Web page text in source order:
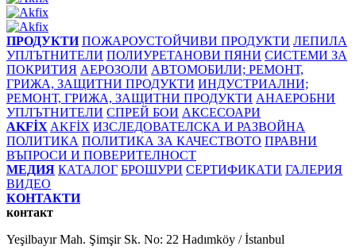
ПРОДУКТИ ПОЖАРОУСТОЙЧИВИ ПРОДУКТИ ЛЕПИЛА
УПЛЪТНИТЕЛИ ПОЛИУРЕТАНОВИ ПЯНИ СИСТЕМИ ЗА
ПОКРИТИЯ АЕРОЗОЛИ АВТОМОБИЛИ; РЕМОНТ,
ГРИЖА, ЗАЩИТНИ ПРОДУКТИ ИНДУСТРИАЛНИ;
РЕМОНТ, ГРИЖА, ЗАЩИТНИ ПРОДУКТИ АНАЕРОБНИ
УПЛЪТНИТЕЛИ СПРЕЙ БОИ АКСЕСОАРИ
AKFİX AKFİX ИЗСЛЕДОВАТЕЛСКА И РАЗВОЙНА
ПОЛИТИКА ПОЛИТИКА ЗА КАЧЕСТВОТО ПРАВНИ
ВЪПРОСИ И ПОВЕРИТЕЛНОСТ
МЕДИЯ КАТАЛОГ БРОШУРИ СЕРТИФИКАТИ ГАЛЕРИЯ
ВИДЕО
КОНТАКТИ
контакт
Yeşilbayır Mah. Şimşir Sk. No: 22 Hadımköy / İstanbul